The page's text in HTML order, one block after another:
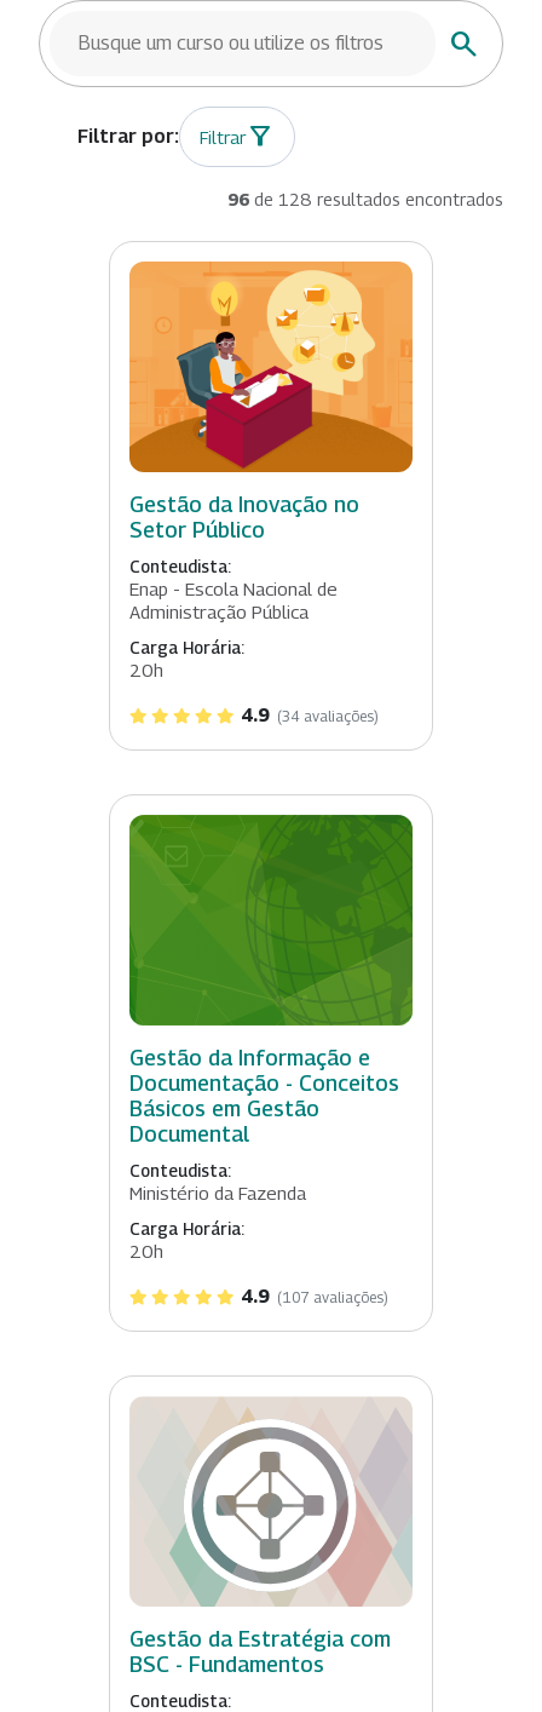
BUSCAR CURSOS
Buscar
Filtrar
96 de 128 resultados encontrados
Gestão da Inovação no
Setor Público
Conteudista:
Enap - Escola Nacional de
Administração Pública
Carga Horária:
20h
4.9 (34 avaliações)
Gestão da Informação e
Documentação - Conceitos
Básicos em Gestão
Documental
Conteudista:
Ministério da Fazenda
Carga Horária:
20h
4.9 (107 avaliações)
Gestão da Estratégia com
BSC - Fundamentos
Conteudista: